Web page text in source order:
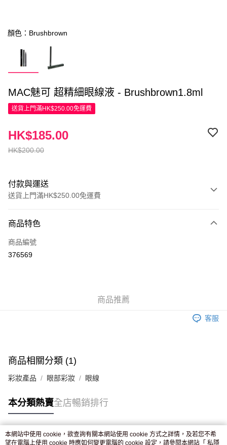
顏色：Brushbrown
MAC魅可 超精細眼線液 - Brushbrown1.8ml
送貨上門滿HK$250.00免運費
HK$200.00
HK$185.00
付款與運送
送貨上門滿HK$250.00免運費
信用卡
Apple Pay
付款後門市自取，訂單確認後2-4個工作天到店，7天內取。逾期後
商品特色
商品編號
376569
商品推薦
客服
商品相關分類 (1)
彩妝產品 眼部彩妝 眼線
本分類熱賣全店暢銷排行
熱門標籤
本網站中使用 cookie，欲查詢有關本網站使用 cookie 方式之詳情，及若您不希
望在電腦上使用 cookie 時應如何變更電腦的 cookie 設定，請參閱本網站「 私隱